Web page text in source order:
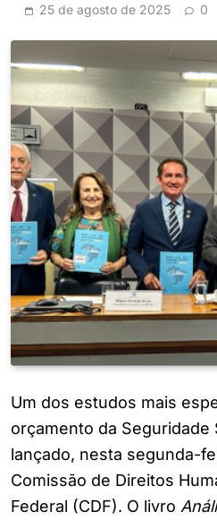
25 de agosto de 2025 0
Um dos estudos mais
orçamento da Seguridade
lançado, nesta segunda-
Comissão de Direitos
Federal (CDF). O livro